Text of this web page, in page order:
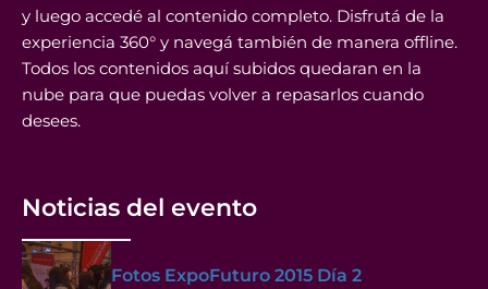
y luego accedé al contenido completo. Disfrutá de la
experiencia 360° y navegá también de manera offline.
Todos los contenidos aquí subidos quedaran en la
nube para que puedas volver a repasarlos cuando
desees.
Noticias del evento
Fotos ExpoFuturo 2015 Día 2